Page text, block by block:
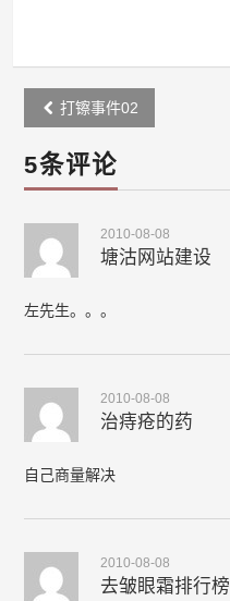
Post
navigation
打镲事件02
5条评论
2010-08-08
塘沽网站建设
左先生。。。
2010-08-08
治痔疮的药
自己商量解决
2010-08-08
去皱眼霜排行榜